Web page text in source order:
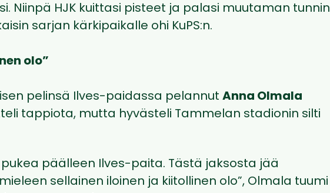
Niinpä HJK kuittasi pisteet ja palasi muutaman tunnin
sarjan kärkipaikalle ohi KuPS:n.
olo”
pelinsä Ilves-paidassa pelannut Anna Olmala
tappiota, mutta hyvästeli Tammelan stadionin silti
pukea päälleen Ilves-paita. Tästä jaksosta jää
sellainen iloinen ja kiitollinen olo”, Olmala tuumi